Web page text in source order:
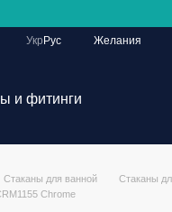
Укр Рус Желания
и фитинги
Стаканы для ванной
Стаканы
Chrome